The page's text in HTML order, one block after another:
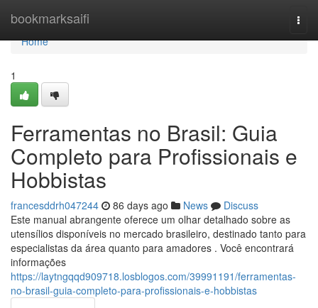
bookmarksaifi
Home
Home
1
Ferramentas no Brasil: Guia
Completo para Profissionais e
Hobbistas
francesddrh047244 86 days ago News
Discuss
Este manual abrangente oferece um olhar detalhado sobre as
utensílios disponíveis no mercado brasileiro, destinado tanto para
especialistas da área quanto para amadores . Você encontrará
informações
https://laytngqqd909718.losblogos.com/39991191/ferramentas-
no-brasil-guia-completo-para-profissionais-e-hobbistas